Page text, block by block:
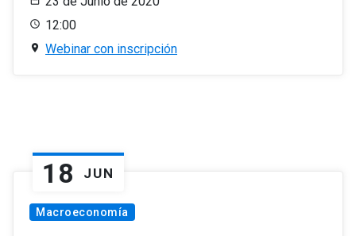
12:00
Webinar con inscripción
18 JUN
Macroeconomía